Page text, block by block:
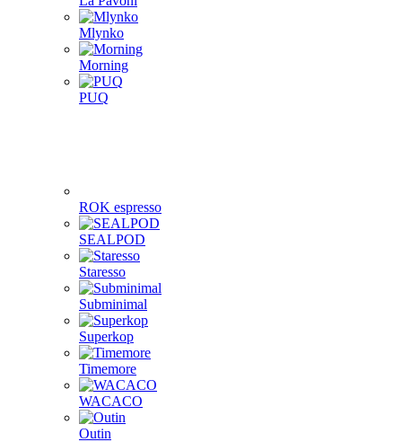
Mlynko
Morning
PUQ
ROK espresso
SEALPOD
Staresso
Subminimal
Superkop
Timemore
WACACO
Outin